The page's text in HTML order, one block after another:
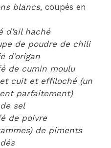
blancs, coupés en
d’ail haché
de poudre de chili
d’origan
de cumin moulu
cuit et effiloché (un
parfaitement)
sel
de poivre
de piments